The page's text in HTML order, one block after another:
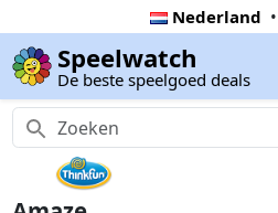
Nederland •
Speelwatch
De beste speelgoed deals